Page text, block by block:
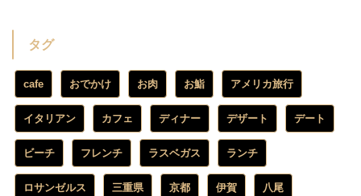
タグ
cafe おでかけ お肉 お鮨 アメリカ旅行
イタリアン カフェ ディナー デザート デート
ビーチ フレンチ ラスベガス ランチ
ロサンゼルス 三重県 京都 伊賀 八尾